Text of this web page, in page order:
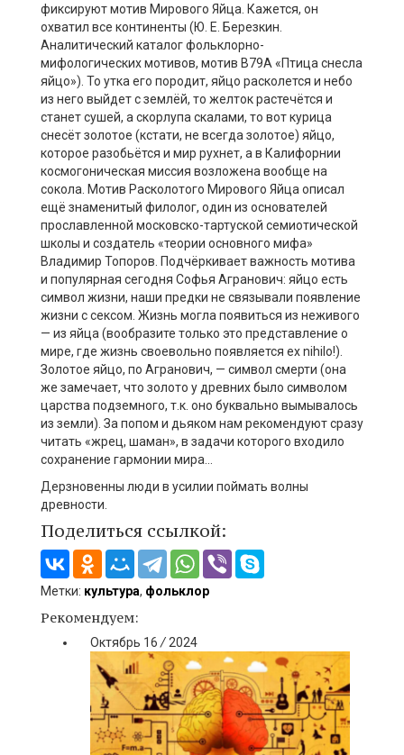
фиксируют мотив Мирового Яйца. Кажется, он
охватил все континенты (Ю. Е. Березкин.
Аналитический каталог фольклорно-
мифологических мотивов, мотив В79А «Птица снесла
яйцо»). То утка его породит, яйцо расколется и небо
из него выйдет с землёй, то желток растечётся и
станет сушей, а скорлупа скалами, то вот курица
снесёт золотое (кстати, не всегда золотое) яйцо,
которое разобьётся и мир рухнет, а в Калифорнии
космогоническая миссия возложена вообще на
сокола. Мотив Расколотого Мирового Яйца описал
ещё знаменитый филолог, один из основателей
прославленной московско-тартуской семиотической
школы и создатель «теории основного мифа»
Владимир Топоров. Подчёркивает важность мотива
и популярная сегодня Софья Агранович: яйцо есть
символ жизни, наши предки не связывали появление
жизни с сексом. Жизнь могла появиться из неживого
— из яйца (вообразите только это представление о
мире, где жизнь своевольно появляется ex nihilo!).
Золотое яйцо, по Агранович, — символ смерти (она
же замечает, что золото у древних было символом
царства подземного, т.к. оно буквально вымывалось
из земли). За попом и дьяком нам рекомендуют сразу
читать «жрец, шаман», в задачи которого входило
сохранение гармонии мира…
Дерзновенны люди в усилии поймать волны
древности.
Поделиться ссылкой:
Метки: культура, фольклор
Рекомендуем:
Октябрь 16 / 2024